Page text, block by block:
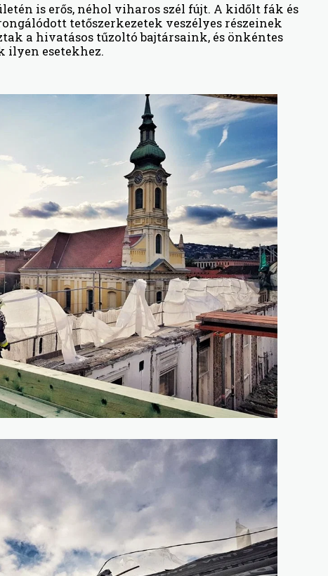
is erős, néhol viharos szél fújt. A kidőlt fák és
tetőszerkezetek veszélyes részeinek
a hivatásos tűzoltó bajtársaink, és önkéntes
ilyen esetekhez.